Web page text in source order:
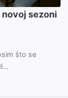
novoj sezoni
što se